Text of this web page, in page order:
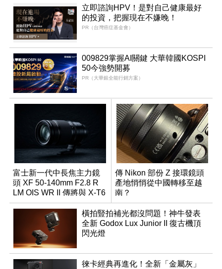
立即諮詢HPV！是對自己健康最好
的投資，把握現在不嫌晚！
PR（台灣癌症基金會）
009829掌握AI關鍵 大華韓國KOSPI
50今強勢開募
PR（大華銀全能行銷方案）
富士新一代中長焦主力鏡
頭 XF 50-140mm F2.8 R
LM OIS WR II 傳將與 X-T6
同步亮相
傳 Nikon 部份 Z 接環鏡頭
產地悄悄從中國轉移至越
南？
橫拍豎拍補光都沒問題！神牛發表
全新 Godox Lux Junior II 復古機頂
閃光燈
徠卡經典再進化！全新「金屬灰」